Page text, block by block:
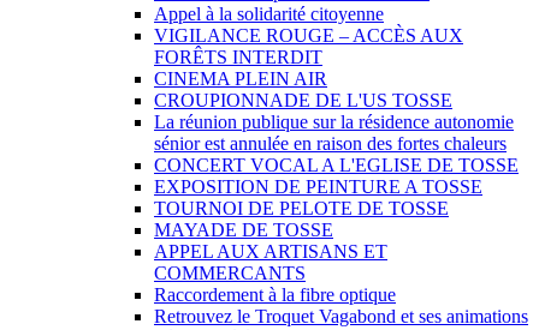
Appel à la solidarité citoyenne
VIGILANCE ROUGE – ACCÈS AUX
FORÊTS INTERDIT
CINEMA PLEIN AIR
CROUPIONNADE DE L'US TOSSE
La réunion publique sur la résidence autonomie
sénior est annulée en raison des fortes chaleurs
CONCERT VOCAL A L'EGLISE DE TOSSE
EXPOSITION DE PEINTURE A TOSSE
TOURNOI DE PELOTE DE TOSSE
MAYADE DE TOSSE
APPEL AUX ARTISANS ET
COMMERCANTS
Raccordement à la fibre optique
Retrouvez le Troquet Vagabond et ses animations